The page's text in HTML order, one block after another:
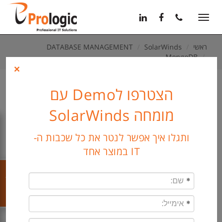
Toggle
ראשי
SolarWinds
DATABASE MANAGEMENT
MongoDB
MongoDB
Real-time and historical
analysis of MongoDB query
Key Features
שלח קו"ח
×
הצטרפו לDemo עם
מומחה SolarWinds
ותגלו איך אפשר לנטר את כל שכבות ה-
IT במוצר אחד